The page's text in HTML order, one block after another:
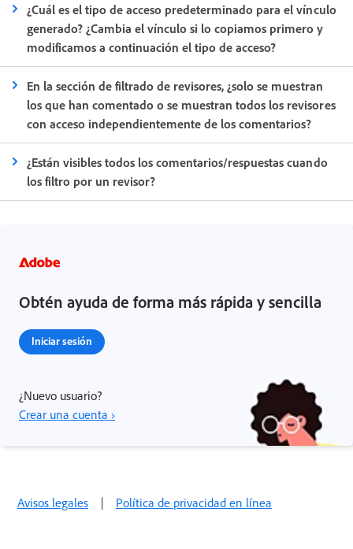
¿Cuál es el tipo de acceso predeterminado para el vínculo
generado? ¿Cambia el vínculo si lo copiamos primero y
modificamos a continuación el tipo de acceso?
En la sección de filtrado de revisores, ¿solo se muestran
los que han comentado o se muestran todos los revisores
con acceso independientemente de los comentarios?
¿Están visibles todos los comentarios/respuestas cuando
los filtro por un revisor?
Obtén ayuda de forma más rápida y sencilla
Iniciar sesión
¿Nuevo usuario?
Crear una cuenta ›
Avisos legales | Política de privacidad en línea